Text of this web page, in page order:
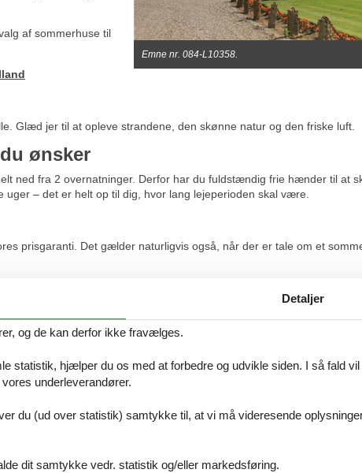
Emne nr. 084-L10358.
af sommerhuse til
Glæd jer til at opleve strandene, den skønne natur og den friske luft.
ønsker
ned fra 2 overnatninger. Derfor har du fuldstændig frie hænder til at
– det er helt op til dig, hvor lang lejeperioden skal være.
prisgaranti. Det gælder naturligvis også, når der er tale om et
er nogen af vores konkurrenter som udlejer dit foretrukne
vi hele prisforskellen til din konto i løbet af få dage. Uden noget
med din søgning efter et sommerhus til 24 personer i Danmark til
er altid klar til at hjælpe.
Detaljer
og de kan derfor ikke fravælges.
statistik, hjælper du os med at forbedre og udvikle siden. I så fald vil
underleverandører.
du (ud over statistik) samtykke til, at vi må videresende
dit samtykke vedr. statistik og/eller markedsføring.